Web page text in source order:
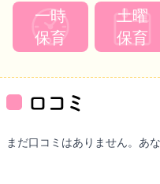
一時
保育
土曜
保育
口コミ
まだ口コミはありません。あ